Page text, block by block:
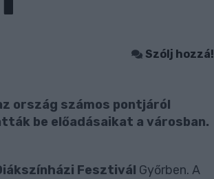
Szólj hozzá!
ország számos pontjáról
be előadásaikat a városban.
Fesztivál Győrben. A